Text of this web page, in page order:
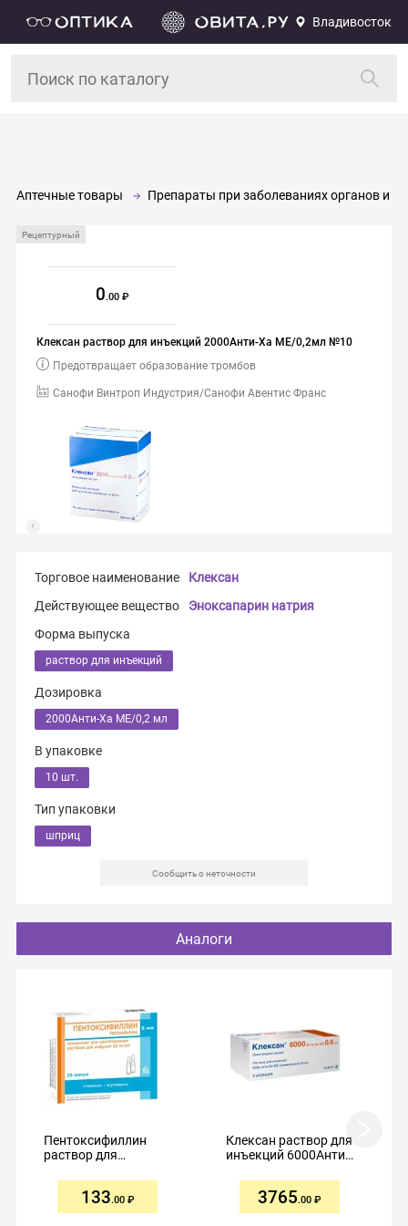
Владивосток
Аптечные товары Препараты при заболеваниях органов и
Рецептурный
Клексан раствор для инъекций 2000Анти-Ха МЕ/0,2мл №10
Санофи Винтроп Индустрия/Санофи Авентис Франс
Предотвращает образование тромбов
0.00
Торговое наименование
Клексан
Действующее вещество
Эноксапарин натрия
Форма выпуска
раствор для инъекций
Дозировка
2000Анти-Ха МЕ/0,2 мл
В упаковке
10 шт.
Тип упаковки
шприц
Сообщить о неточности
Аналоги
Пентоксифиллин
раствор для
5мл №10
133.00
Клексан раствор для
инъекций 6000Анти-
3765.00